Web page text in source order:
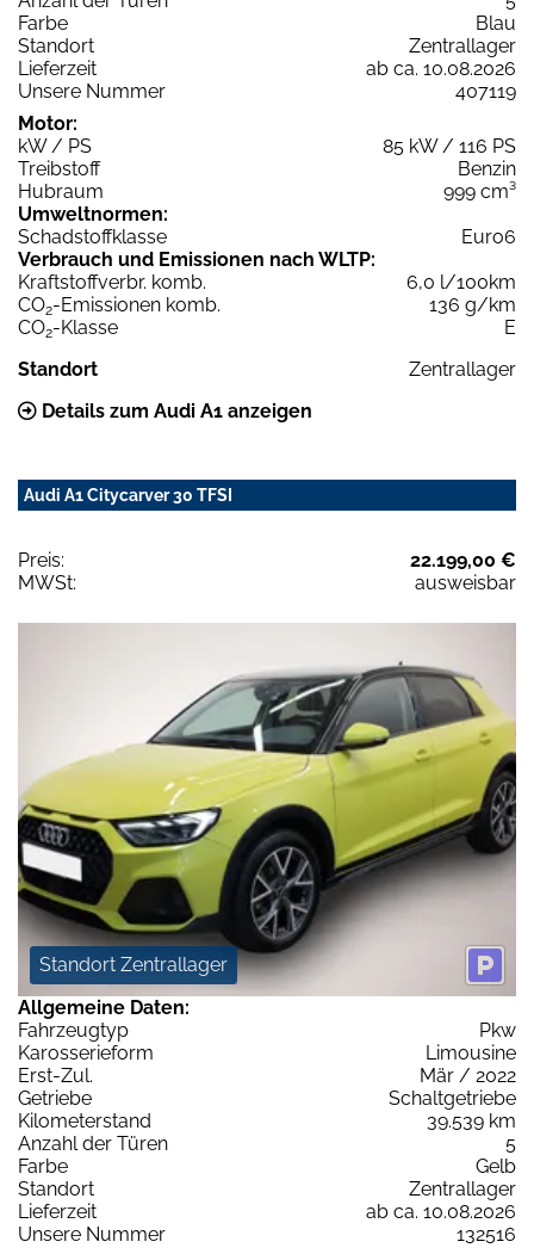
Farbe
Blau
Standort
Zentrallager
Lieferzeit
ab ca. 10.08.2026
Unsere Nummer
407119
Motor:
kW / PS
85 kW / 116 PS
Treibstoff
Benzin
Hubraum
999 cm³
Umweltnormen:
Schadstoffklasse
Euro6
Verbrauch und Emissionen nach WLTP:
Kraftstoffverbr. komb.
6,0 l/100km
CO2-Emissionen komb.
136 g/km
CO2-Klasse
E
Standort
Zentrallager
Details zum Audi A1 anzeigen
Audi A1 Citycarver 30 TFSI
Preis:
22.199,00 €
MWSt:
ausweisbar
Standort Zentrallager
Allgemeine Daten:
Fahrzeugtyp
Pkw
Karosserieform
Limousine
Erst-Zul.
Mär / 2022
Getriebe
Schaltgetriebe
Kilometerstand
39.539 km
Anzahl der Türen
5
Farbe
Gelb
Standort
Zentrallager
Lieferzeit
ab ca. 10.08.2026
Unsere Nummer
132516